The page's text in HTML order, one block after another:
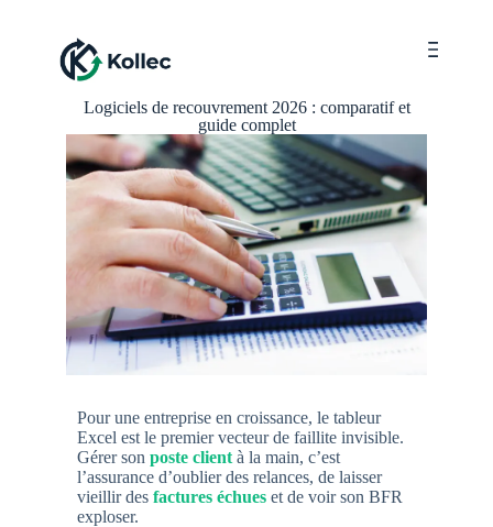
Logiciels de recouvrement 2026 : comparatif et
guide complet
Pour une entreprise en croissance, le tableur
Excel est le premier vecteur de faillite invisible.
Gérer son poste client à la main, c’est
l’assurance d’oublier des relances, de laisser
vieillir des factures échues et de voir son BFR
exploser.